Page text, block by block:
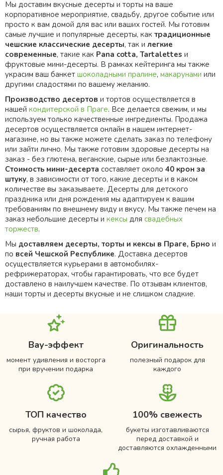
Мы доставим вкусные десерты и торты на ваше
корпоративное мероприятие, свадьбу, другое событие или
просто к вам домой для вас или ваших гостей. Мы готовим
самые лучшие и популярные десерты, как традиционные
чешские классические десерты, так и легкие
современные, такие как Pana cotta, Tartalettes и
фруктовые мини-десерты. В рамках кейтеринга мы также
украсим ваш банкет шоколадными пралине, макарунами или
другими сладостями по вашему желанию.
Производство десертов и тортов осуществляется в
нашей кондитерской в Праге. Все делается свежим, и мы
используем только качественные ингредиенты. Продажа
десертов осуществляется онлайн в нашем интернет-
магазине, но вы также можете сделать заказ по телефону
или зайти лично. Мы также готовим здоровые десерты на
заказ - без глютена, веганские, сырые или безлактозные.
Стоимость мини-десерта составляет около 40 крон за
штуку, в зависимости от того, какие десерты и в каком
количестве вы заказываете. Десерты для детского
праздника или дня рождения мы адаптируем к вашим
требованиям по внешнему виду и вкусу. Мы также печем на
заказ небольшие десерты и кексы для свадебных
торжеств.
Мы доставляем десерты, торты и кексы в Праге, Брно и
по всей Чешской Республике. Доставка десертов
осуществляется курьерами в автомобилях-
рефрижераторах, чтобы гарантировать, что все будет
доставлено в наилучшем качестве. По отзывам клиентов,
наши торты и десерты вкусные и не слишком сладкие.
Вау-эффект
момент удивления и восторга
при вручении подарка
Оригинальность
полезный подарок для
каждого
ТОП качество
сырья, фруктов и шоколада,
ручная работа
100% свежесть
букеты изготавливаются
перед доставкой и
доставляются охлажденными